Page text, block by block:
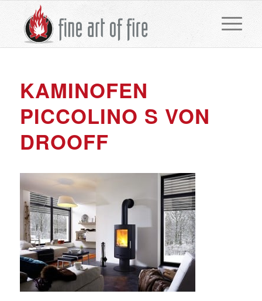
KAMINOFEN
PICCOLINO S VON
DROOFF